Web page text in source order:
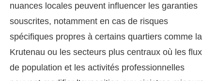
nuances locales peuvent influencer les garanties
souscrites, notamment en cas de risques
spécifiques propres à certains quartiers comme la
Krutenau ou les secteurs plus centraux où les flux
de population et les activités professionnelles